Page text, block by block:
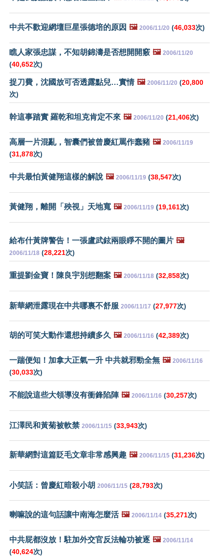
中共不歡迎網壇巨星張德培的原因 🖼️ 2006/11/20 (46,033次)
瞧人家張忠謀，不知胡錦濤是否想開開竅 🖼️ 2006/11/20
(40,652次)
捉刀費，沈國放可否透露點兒…實情 🖼️ 2006/11/20 (20,800
次)
幹這事踏實 羅乾和坦克肯定不來 🖼️ 2006/11/20 (21,406次)
高層一片混亂，智囊們被曾慶紅罵作蠢豬 🖼️ 2006/11/19
(31,878次)
中共最怕黃健翔這樣的解說 🖼️ 2006/11/19 (38,547次)
黃健翔，離開「殃視」天地寬 🖼️ 2006/11/19 (19,161次)
給布什黃牌警告！一張盧武鉉兩眼睜不開的圖片 🖼️
2006/11/18 (28,221次)
重提劉金寶！陳良宇別想翻案 🖼️ 2006/11/18 (32,858次)
新華網泄露現在中共哪裏不舒服 2006/11/17 (27,977次)
胡的可笑大動作還想持續多久 🖼️ 2006/11/16 (42,389次)
一踹便知！加拿大正氣一升 中共就邪勁全無 🖼️ 2006/11/16
(30,033次)
不能說這些大領導沒有衝鋒陷陣 🖼️ 2006/11/16 (30,257次)
江澤民和黃菊被軟禁 2006/11/15 (33,943次)
新華網對這篇貶毛文章非常感興趣 🖼️ 2006/11/15 (31,236次)
小笑話：曾慶紅暗殺小胡 2006/11/15 (28,793次)
喇嘛說的這句話讓中南海怎麼活 🖼️ 2006/11/14 (35,271次)
中共屁都沒放！駐加外交官反法輪功被逐 🖼️ 2006/11/14
(40,624次)